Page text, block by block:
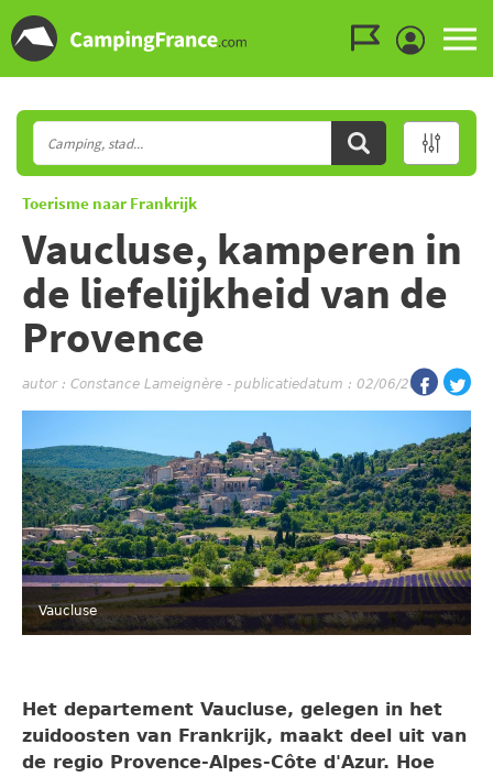
Toerisme naar Frankrijk
Vaucluse, kamperen in
de liefelijkheid van de
Provence
autor : Constance Lameignère - publicatiedatum : 02/06/2022
Vaucluse
Het departement Vaucluse, gelegen in het
zuidoosten van Frankrijk, maakt deel uit van
de regio Provence-Alpes-Côte d'Azur. Hoe